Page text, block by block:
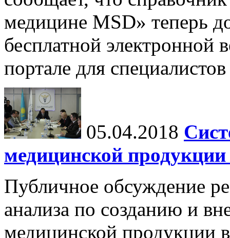
медицине MSD» теперь
бесплатной электронной
портале для
05.04.2018
медицинской продукции
Публичное обсуждение
анализа по созданию и
медицинской продукции